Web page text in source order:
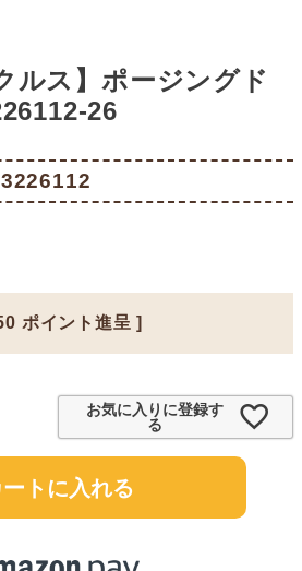
ルス】ポージングド
26
ポイント進呈 ]
お気に入りに登録す
る
ートに入れる